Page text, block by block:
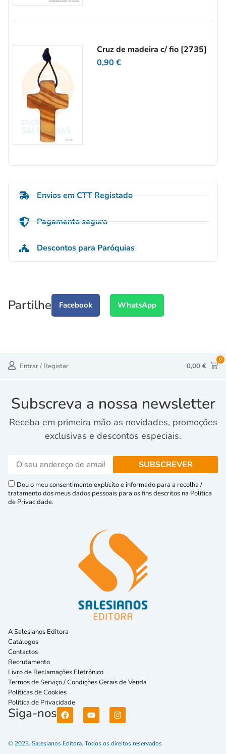
Cruz de madeira c/ fio [2735]
0,90€
Envios em CTT Registado
Pagamento seguro
Descontos para Paróquias
Partilhe Facebook WhatsApp
Entrar / Registar 0,00 €
0
Subscreva a nossa newsletter
Receba em primeira mão as novidades, promoções
exclusivas e descontos especiais.
Dou o meu consentimento explícito e informado para a recolha /
tratamento dos meus dados pessoais para os fins descritos na Política
de Privacidade.
A Salesianos Editora
Catálogos
Contactos
Recrutamento
Livro de Reclamações Eletrónico
Termos de Serviço / Condições Gerais de Venda
Políticas de Cookies
Política de Privacidade
Siga-nos
© 2023. Salesianos Editora. Todos os direitos reservados